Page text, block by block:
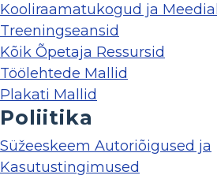
Kooliraamatukogud ja
Treeningseansid
Kõik Õpetaja Ressursid
Töölehtede Mallid
Plakati Mallid
Poliitika
Süžeeskeem Autoriõigused ja
Kasutustingimused